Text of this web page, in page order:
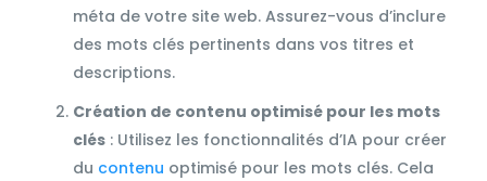
méta de votre site web. Assurez-vous d’inclure
des mots clés pertinents dans vos titres et
descriptions.
Création de contenu optimisé pour les mots
clés: Utilisez les fonctionnalités d’IA pour créer
du contenu optimisé pour les mots clés. Cela